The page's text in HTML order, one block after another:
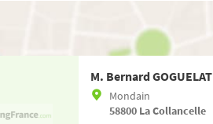
M. Bernard GOGUELAT
Mondain
58800 La Collancelle